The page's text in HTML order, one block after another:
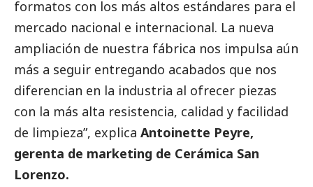
formatos con los más altos estándares para el
mercado nacional e internacional. La nueva
ampliación de nuestra fábrica nos impulsa aún
más a seguir entregando acabados que nos
diferencian en la industria al ofrecer piezas
con la más alta resistencia, calidad y facilidad
de limpieza”, explica Antoinette Peyre,
gerenta de marketing de Cerámica San
Lorenzo.